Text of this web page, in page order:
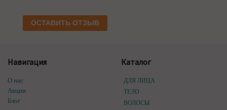
ОСТАВИТЬ ОТЗЫВ
Навигация
О нас
Акции
Блог
Каталог
ДЛЯ ЛИЦА
ТЕЛО
ВОЛОСЫ